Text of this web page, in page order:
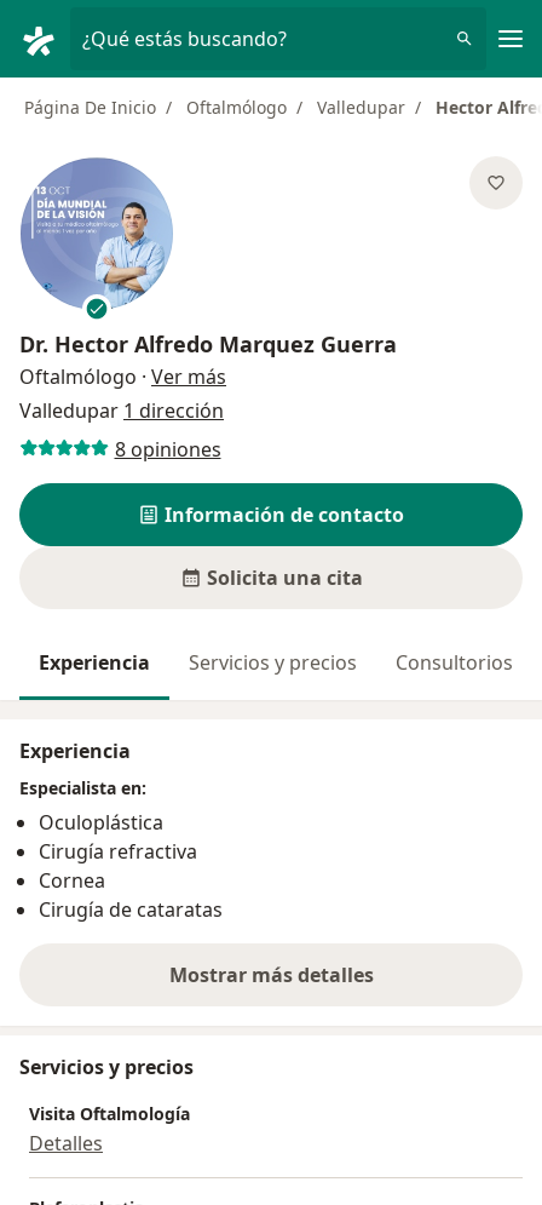
¿Qué estás buscando?
Página De Inicio Oftalmólogo Valledupar Hector
Dr. Hector Alfredo Marquez Guerra
Oftalmólogo · Ver más
Valledupar 1 dirección
8 opiniones
Información de contacto
Solicita una cita
Experiencia Servicios y precios Consultorios
Experiencia
Especialista en:
Oculoplástica
Cirugía refractiva
Cornea
Cirugía de cataratas
Mostrar más detalles
sobre la experiencia
Servicios y precios
Visita Oftalmología
Detalles